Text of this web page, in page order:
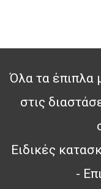
Όλα τα έπιπλα
στις
Ειδικές
-